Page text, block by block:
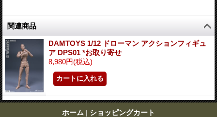
関連商品
DAMTOYS 1/12 ドローマン アクションフィギュ
ア DPS01 *お取り寄せ
8,980円(税込)
ホーム | ショッピングカート